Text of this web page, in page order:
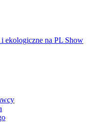
ekologiczne na PL Show